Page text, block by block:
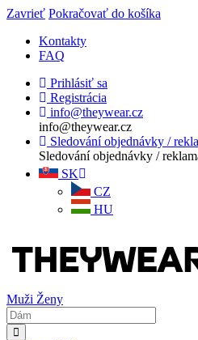
Zavrieť Pokračovať do košíka
Kontakty
FAQ
Prihlásiť sa
Registrácia
info@theywear.cz
info@theywear.cz
Sledování objednávky /
Sledování objednávky /
SK
CZ
HU
Muži Ženy